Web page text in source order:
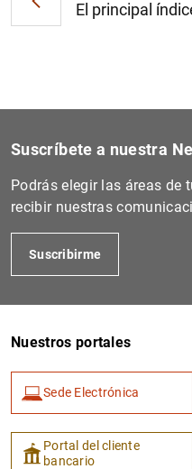
El principal
Suscríbete a nuestra
Podrás elegir las áreas de
recibir nuestras
Suscribirme
Nuestros portales
Sede Electrónica
Portal del cliente
bancario